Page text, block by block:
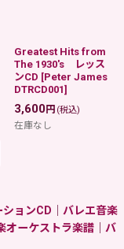
Greatest Hits from
The 1930's レッス
ンCD [Peter James
DTRCD001]
3,600円 (税込)
在庫なし
ションCD
バレエ音楽
オーケストラ楽譜
バ